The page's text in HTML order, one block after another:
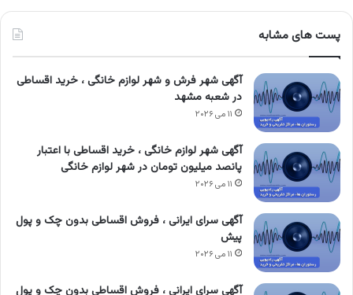
پست های مشابه
آگهی شهر فرش و شهر لوازم خانگی ، خرید اقساطی
در شعبه مشهد
۱۱ می ۲۰۲۶
آگهی شهر لوازم خانگی ، خرید اقساطی با اعتبار
پانصد میلیون تومان در شهر لوازم خانگی
۱۱ می ۲۰۲۶
آگهی سرای ایرانی ، فروش اقساطی بدون چک و پول
پیش
۱۱ می ۲۰۲۶
آگهی سرای ایرانی ، فروش اقساطی بدون چک و پول